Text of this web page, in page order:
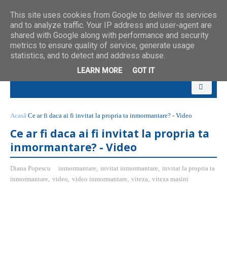
Acasă Ce ar fi daca ai fi invitat la propria ta inmormantare? - Video
Ce ar fi daca ai fi invitat la propria ta
inmormantare? - Video
Diana Popescu inmormantare, invitat inmormantare, invitat la propria ta
inmormantare, video, video inmormantare, viteza, viteza masini
This site uses cookies from Google to deliver its services
and to analyze traffic. Your IP address and user-agent are
shared with Google along with performance and security
metrics to ensure quality of service, generate usage
statistics, and to detect and address abuse.
LEARN MORE GOT IT